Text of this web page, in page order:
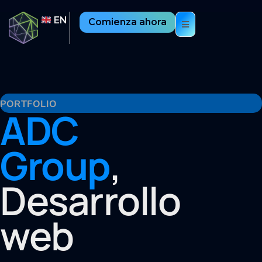
Comienza ahora
EN
PORTFOLIO
ADC
Group,
Desarrollo
web